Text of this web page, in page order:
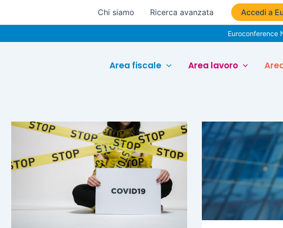
Chi siamo Ricerca avanzata Accedi a
Euroconference
Area fiscale Area lavoro